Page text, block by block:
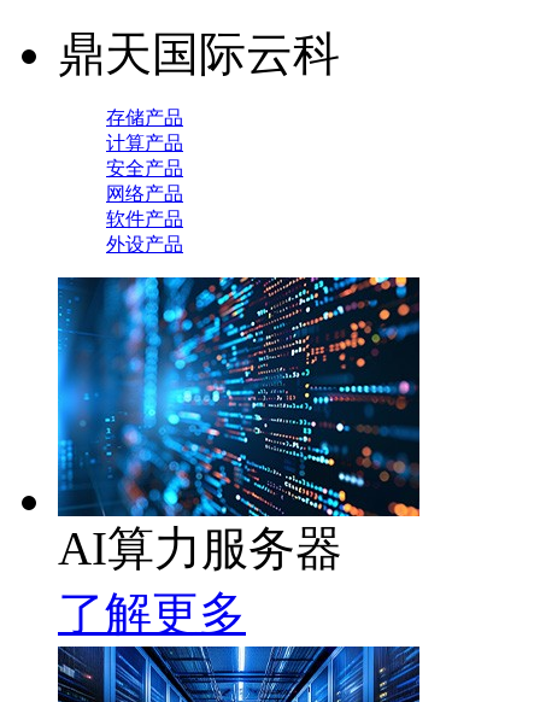
鼎天国际云科
存储产品
计算产品
安全产品
网络产品
软件产品
外设产品
AI算力服务器
了解更多